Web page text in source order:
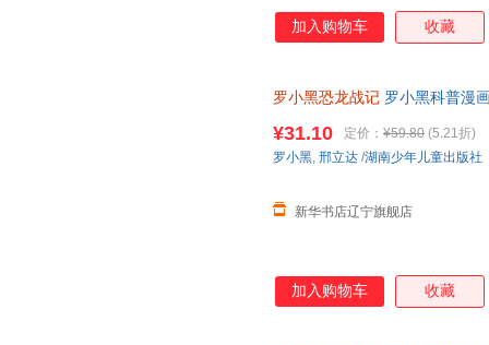
动画于2011年开始播放，B站
3.15亿票房，同名漫画书2015
得主，中国古生物学会科普工
20种恐龙的100+知识，兼具专
进恐龙世界，与这些史前巨兽
加入购物车 收藏
罗小黑恐龙战记 罗小黑科普漫
¥31.10 定价： ¥59.80 (5.21折)
新华书店辽宁旗舰店
罗小黑, 邢立达 /湖南少年儿童出版社
加入购物车 收藏